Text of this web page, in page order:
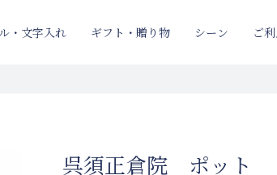
・文字入れ ギフト・贈り物 シーン ご
呉須正倉院 ポット